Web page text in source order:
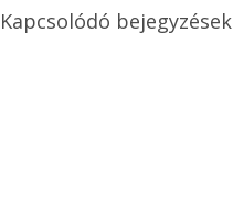
Kapcsolódó bejegyzések